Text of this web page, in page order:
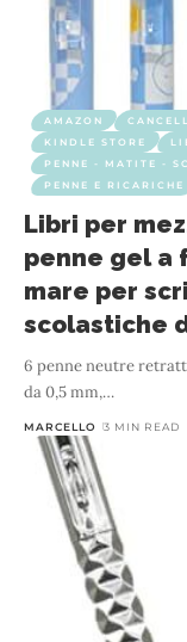
AMAZON
KINDLE STORE
PENNE - MATITE -
PENNE E RICARICHE
Libri per
penne gel a
mare per
scolastiche
6 penne neutre
da 0,5 mm,…
MARCELLO 3 MIN READ